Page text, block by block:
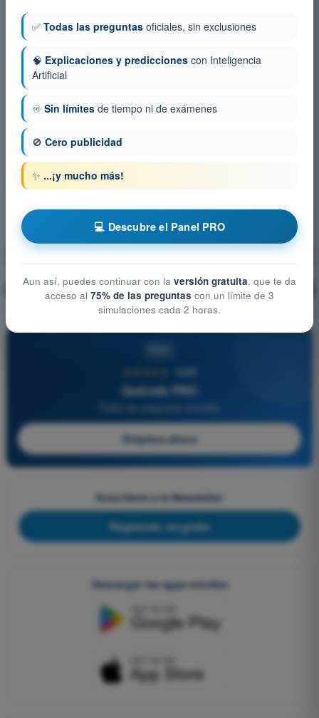
Conocimiento general de la aeronave
¡Entrenamiento! 🔒 Explicación de la pregunta
4,6/5
Quizvds PRO
Empieza ahora
Suscríbete a la Newsletter
Regístrate, es gratis
Descargar las apps móviles
✅ Todas las preguntas oficiales, sin exclusiones
🧠 Explicaciones y predicciones con Inteligencia
Artificial
♾️ Sin límites de tiempo ni de exámenes
🚫 Cero publicidad
✨ ...¡y mucho más!
💻 Descubre el Panel PRO
Aun así, puedes continuar con la versión gratuita, que te da
acceso al 75% de las preguntas con un límite de 3
simulaciones cada 2 horas.